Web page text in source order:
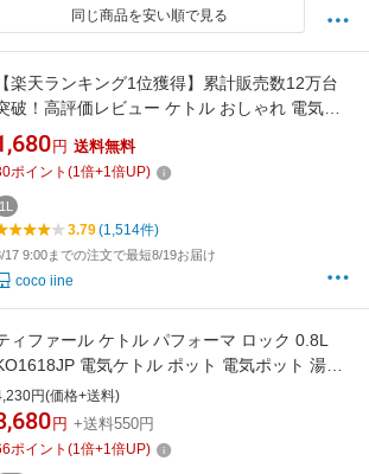
同じ商品を安い順で見る
【楽天ランキング1位獲得】累計販売数12万台
破！高評価レビュー ケトル おしゃれ 電気ケ
ル NEW 1L ワンプッシュオープン 自動電源
OFF 空焚き防止機能 シンプルデザイン 大きな
位窓 パイロットランプ コード巻き込み電源
ース 4色カラー展開 HFK-10
円 送料無料
ポイント (1倍+1倍UP)
1L
3.79(1,514件)
17 9:00までの注文で最短8/19お届け
coco iine
ィファール ケトル パフォーマ ロック 0.8L
電気ケトル ポット 電気ポット 湯沸
し器 湯沸し コンパクト 小さい 軽量 転倒お湯
れ防止 早い おしゃれ シンプル ハイパワー
一人暮らし 湯沸かしケトル お湯 コーヒ
円(価格+送料)
円 +送料550円
ポイント (1倍+1倍UP)